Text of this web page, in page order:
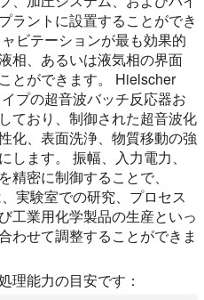
ラントに設置することができ
ビテーションが最も効果的
相、あるいは液気相の界面
とができます。 Hielscher
プの超音波バッチ反応器お
ており、制御された超音波化
化、表面洗浄、物質移動の強
ます。 振幅、入力電力、
密に制御することで、
実験室での研究、プロセス
工業用化学製品の生産といっ
わせて調整することができま
理能力の目安です：